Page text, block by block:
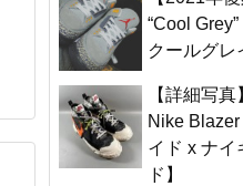
“Cool
クールグレ
【詳細写
Nike
イド x ナイ
ド】